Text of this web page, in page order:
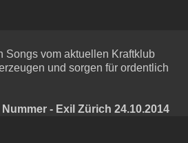
Songs vom aktuellen Kraftklub
und sorgen für ordentlich
- Exil Zürich 24.10.2014